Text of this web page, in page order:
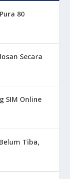
80
Secara
SIM Online
Tiba,